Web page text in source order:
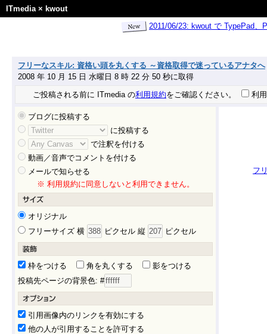
ITmedia× kwout
2011/06/23: kwout で TypePad
フリーなスキル: 資格い頭を丸くする ～資格取得で迷っているアナタへ
2008 年 10 月 15 日 水曜日 8 時 22 分 50 秒に取得
ご投稿される前に ITmedia の利用規約をご確認ください。 利
ブログに投稿する
に投稿する
で注釈を付ける
動画／音声でコメントを付ける
メールで知らせる
※ 利用規約に同意しないと利用できません。
オリジナル
フリーサイズ 横
ピクセル 縦 ピクセル
枠をつける 角を丸くする
影をつける
投稿先ページの背景色: #
引用画像内のリンクを有効にする
他の人が引用することを許可する
フ